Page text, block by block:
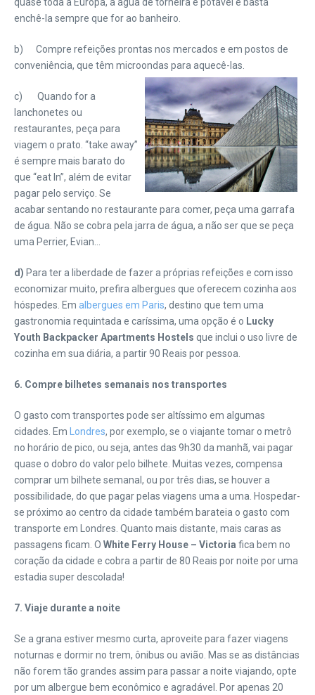
enchê-la sempre que for ao banheiro.
b) Compre refeições prontas nos mercados e em postos de
conveniência, que têm microondas para aquecê-las.
c) Quando for a
lanchonetes ou
restaurantes, peça para
viagem o prato. “take away”
é sempre mais barato do
que “eat In”, além de evitar
pagar pelo serviço. Se
acabar sentando no restaurante para comer, peça uma garrafa
de água. Não se cobra pela jarra de água, a não ser que se peça
uma Perrier, Evian…
d) Para ter a liberdade de fazer a próprias refeições e com isso
economizar muito, prefira albergues que oferecem cozinha aos
hóspedes. Em albergues em Paris, destino que tem uma
gastronomia requintada e caríssima, uma opção é o Lucky
Youth Backpacker Apartments Hostels que inclui o uso livre de
cozinha em sua diária, a partir 90 Reais por pessoa.
6. Compre bilhetes semanais nos transportes
O gasto com transportes pode ser altíssimo em algumas
cidades. Em
Londres, por exemplo, se o viajante tomar o metrô
no horário de pico, ou seja, antes das 9h30 da manhã, vai pagar
quase o dobro do valor pelo bilhete. Muitas vezes, compensa
comprar um bilhete semanal, ou por três dias, se houver a
possibilidade, do que pagar pelas viagens uma a uma. Hospedar-
se próximo ao centro da cidade também barateia o gasto com
transporte em Londres. Quanto mais distante, mais caras as
passagens ficam. O White Ferry House – Victoria fica bem no
coração da cidade e cobra a partir de 80 Reais por noite por uma
estadia super descolada!
7. Viaje durante a noite
Se a grana estiver mesmo curta, aproveite para fazer viagens
noturnas e dormir no trem, ônibus ou avião. Mas se as distâncias
não forem tão grandes assim para passar a noite viajando, opte
por um albergue bem econômico e agradável. Por apenas 20